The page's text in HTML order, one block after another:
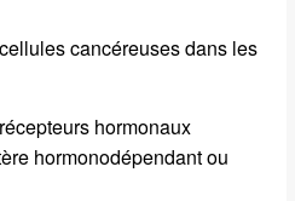
cancéreuses dans les
hormonaux
hormonodépendant ou